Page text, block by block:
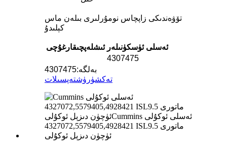
تۆۋەندىكى زاپچاس نومۇرلىرى بىلەن ماس
كېلىدۇ
ئىشلەپچىقارغۇچى ئەسلى ئۈسكۈنىلەر
4307475
بەلگە:4307475
تەكشۈرۈشتەپسىلات